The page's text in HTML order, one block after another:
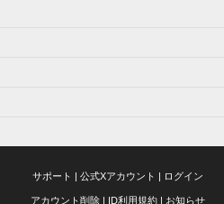
サポート | 公式Xアカウント | ログイン
アカウント削除 | ID利用規約 | お知らせ